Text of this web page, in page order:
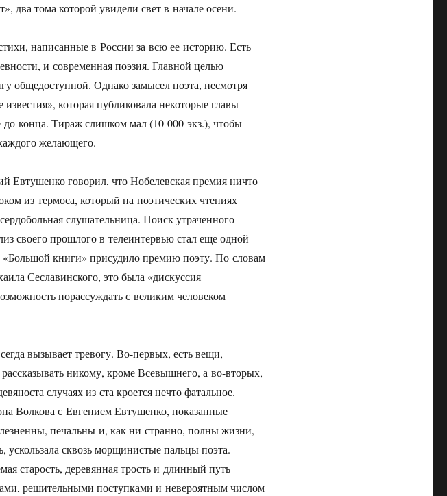
два тома которой увидели свет в начале осени.
написанные в России за всю ее историю. Есть
и современная поэзия. Главной целью
общедоступной. Однако замысел поэта, несмотря
которая публиковала некоторые главы
до конца. Тираж слишком мал (10 000 экз.), чтобы
желающего.
Евтушенко говорил, что Нобелевская премия ничто
из термоса, который на поэтических чтениях
слушательница. Поиск утраченного
своего прошлого в телеинтервью стал еще одной
книги» присудило премию поэту. По словам
Сеславинского, это была «дискуссия
порассуждать с великим человеком
вызывает тревогу. Во-первых, есть вещи,
никому, кроме Всевышнего, а во-вторых,
случаях из ста кроется нечто фатальное.
Волкова с Евгением Евтушенко, показанные
печальны и, как ни странно, полны жизни,
ускользала сквозь морщинистые пальцы поэта.
старость, деревянная трость и длинный путь
решительными поступками и невероятным числом